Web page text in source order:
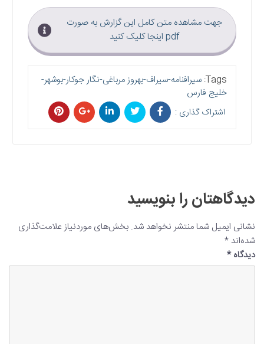
جهت مشاهده متن کامل این گزارش به صورت
pdf اینجا کلیک کنید
Tags: سیرافنامه-سیراف-بهروز مرباغی-نگار جوکار-بوشهر-
خلیج فارس
اشتراک گذاری :
دیدگاهتان را بنویسید
نشانی ایمیل شما منتشر نخواهد شد. بخش‌های موردنیاز علامت‌گذاری
شده‌اند *
دیدگاه*